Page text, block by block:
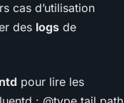
cas d’utilisation
des logs de
pour lire les